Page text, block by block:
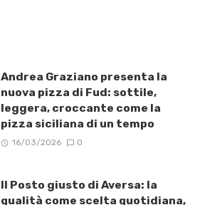
Andrea Graziano presenta la
nuova pizza di Fud: sottile,
leggera, croccante come la
pizza siciliana di un tempo
16/03/2026 0
Il Posto giusto di Aversa: la
qualità come scelta quotidiana,